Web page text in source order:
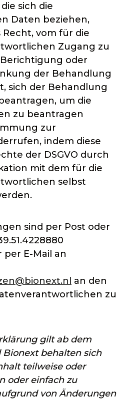
sich die
Daten beziehen,
vom für die
Zugang zu
oder
der Behandlung
sich der Behandlung
um die
zu beantragen
zur
indem diese
der DSGVO durch
mit dem für die
selbst
sind per Post oder
per E-Mail an
an den
zu
gilt ab dem
Bionext behalten sich
teilweise oder
oder einfach zu
von Änderungen